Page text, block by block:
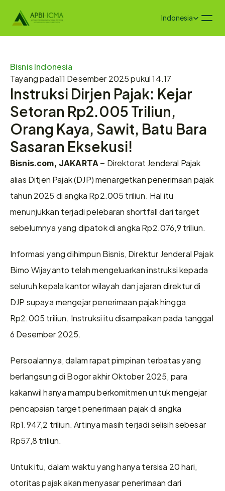
Select Language
Indonesia
Bisnis Indonesia
Tayang pada11 Desember 2025 pukul 14.17
Instruksi Dirjen Pajak: Kejar
Setoran Rp2.005 Triliun,
Orang Kaya, Sawit, Batu Bara
Sasaran Eksekusi!
Bisnis.com, JAKARTA – Direktorat Jenderal Pajak
alias Ditjen Pajak (DJP) menargetkan penerimaan pajak
tahun 2025 di angka Rp2.005 triliun. Hal itu
menunjukkan terjadi pelebaran shortfall dari target
sebelumnya yang dipatok di angka Rp2.076,9 triliun.
Informasi yang dihimpun Bisnis, Direktur Jenderal Pajak
Bimo Wijayanto telah mengeluarkan instruksi kepada
seluruh kepala kantor wilayah dan jajaran direktur di
DJP supaya mengejar penerimaan pajak hingga
Rp2.005 triliun. Instruksi itu disampaikan pada tanggal
6 Desember 2025.
Persoalannya, dalam rapat pimpinan terbatas yang
berlangsung di Bogor akhir Oktober 2025, para
kakanwil hanya mampu berkomitmen untuk mengejar
pencapaian target penerimaan pajak di angka
Rp1.947,2 triliun. Artinya masih terjadi selisih sebesar
Rp57,8 triliun.
Untuk itu, dalam waktu yang hanya tersisa 20 hari,
otoritas pajak akan menyasar penerimaan dari